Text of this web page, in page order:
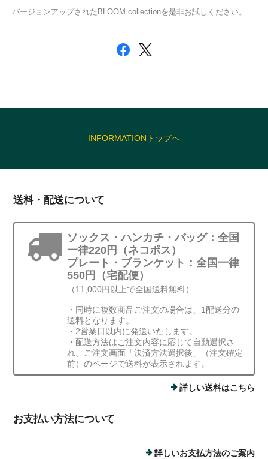
バージョンアップされたBLOOM collectionを是非お試しください。
INFORMATIONトップへ
送料・配送について
ソックス・ハンカチ・バッグ：全国
一律220円（ネコポス）
プレート・ブランケット：全国一律
550円（宅配便）
（11,000円以上で全国送料無料）
・同時に複数商品ご注文の場合は、1配送分の
送料となります。
・2営業日以内に発送いたします。
・配送方法はご注文内容に応じて自動選択さ
れ、ご注文画面「決済方法選択後」（注文確定
前）のページで送料が表示されます。
詳しい送料はこちら
お支払い方法について
詳しいお支払方法のご案内